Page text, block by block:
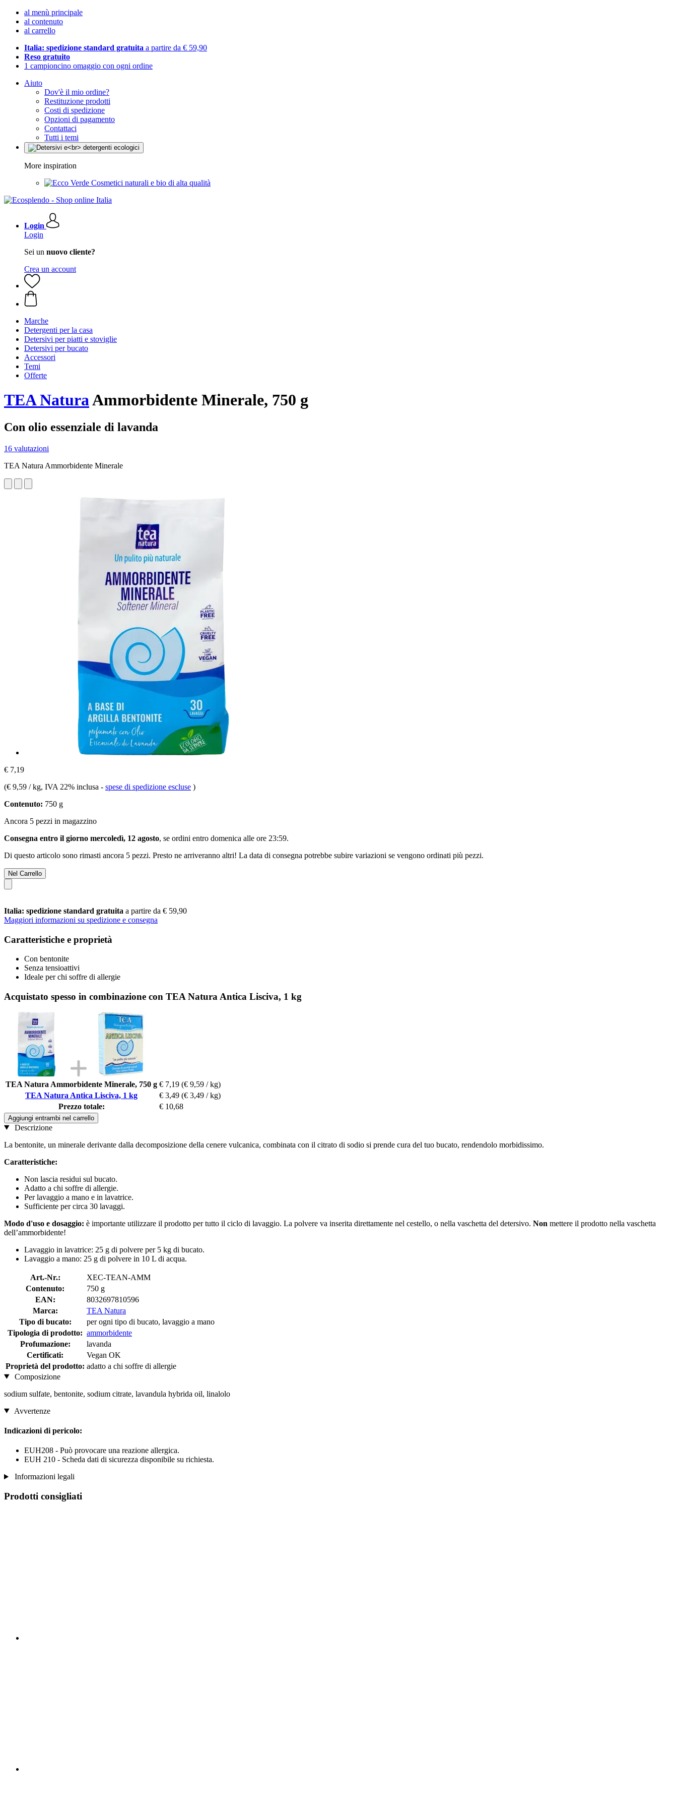
al menù principale
al contenuto
al carrello
Italia: spedizione standard gratuita a partire da € 59,90
Reso gratuito
1 campioncino omaggio con ogni ordine
Aiuto
Dov'è il mio ordine?
Restituzione prodotti
Costi di spedizione
Opzioni di pagamento
Contattaci
Tutti i temi
More inspiration
Cosmetici naturali e bio di alta qualità
Login
Login
Sei un nuovo cliente?
Crea un account
Marche
Detergenti per la casa
Detersivi per piatti e stoviglie
Detersivi per bucato
Accessori
Temi
Offerte
TEA NaturaAmmorbidente Minerale, 750 g
Con olio essenziale di lavanda
16 valutazioni
TEA Natura Ammorbidente Minerale
€ 7,19
(€ 9,59 / kg, IVA 22% inclusa - spese di spedizione escluse )
Contenuto: 750 g
Ancora 5 pezzi in magazzino
Consegna entro il giorno mercoledì, 12 agosto, se ordini entro domenica alle ore 23:59.
Di questo articolo sono rimasti ancora 5 pezzi. Presto ne arriveranno altri! La data di consegna potrebbe subire variazioni se vengono ordinati più pezzi.
Nel Carrello
Italia: spedizione standard gratuita a partire da € 59,90
Maggiori informazioni su spedizione e consegna
Caratteristiche e proprietà
Con bentonite
Senza tensioattivi
Ideale per chi soffre di allergie
Acquistato spesso in combinazione con TEA Natura Antica Lisciva, 1 kg
TEA Natura Ammorbidente Minerale, 750 g € 7,19 (€ 9,59 / kg)
TEA Natura Antica Lisciva, 1 kg
€ 3,49 (€ 3,49 / kg)
Prezzo totale:
€ 10,68
Aggiungi entrambi nel carrello
Descrizione
La bentonite, un minerale derivante dalla decomposizione della cenere vulcanica, combinata con il citrato di sodio si prende cura del tuo bucato, rendendolo morbidissimo.
Caratteristiche:
Non lascia residui sul bucato.
Adatto a chi soffre di allergie.
Per lavaggio a mano e in lavatrice.
Sufficiente per circa 30 lavaggi.
Modo d'uso e dosaggio: è importante utilizzare il prodotto per tutto il ciclo di lavaggio. La polvere va inserita direttamente nel cestello, o nella vaschetta del detersivo. Non mettere il prodotto nella vaschetta
dell’ammorbidente!
Lavaggio in lavatrice: 25 g di polvere per 5 kg di bucato.
Lavaggio a mano: 25 g di polvere in 10 L di acqua.
Art.-Nr.:
XEC-TEAN-AMM
Contenuto:
750 g
EAN:
8032697810596
Marca:
TEA Natura
Tipo di bucato:
per ogni tipo di bucato, lavaggio a mano
Tipologia di prodotto: ammorbidente
Profumazione:
lavanda
Certificati:
Vegan OK
Proprietà del prodotto: adatto a chi soffre di allergie
Composizione
sodium sulfate, bentonite, sodium citrate, lavandula hybrida oil, linalolo
Avvertenze
Indicazioni di pericolo:
EUH208 - Può provocare una reazione allergica.
EUH 210 - Scheda dati di sicurezza disponibile su richiesta.
Informazioni legali
Prodotti consigliati